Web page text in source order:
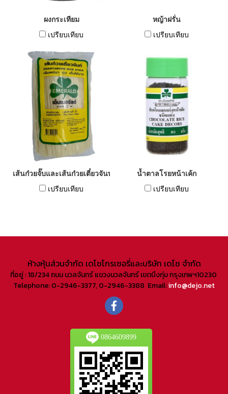
ผงกระเทียม
เปรียบเทียบ
หญ้าฝรั่น
เปรียบเทียบ
เส้นก๋วยจั๊บและเส้นก๋วยเตี๋ยวจันท์
เปรียบเทียบ
น้ำตาลโรยหน้าเค้ก
เปรียบเทียบ
ห้างหุ้นส่วนจํากัด เดโชโกรเซอรี่และบริษัท เดโช จํากัด
ที่อยู่ : 18/234 ถนน นวลจันทร์ แขวงนวลจันทร์ เขตบึงกุ่ม กรุงเทพฯ10230
Telephone: 0-2946-3377, 0-2946-3388 Email:info@dejo.net
0864609899